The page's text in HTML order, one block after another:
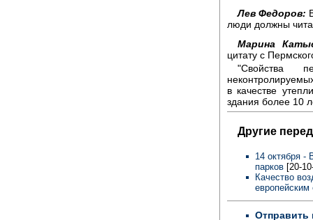
Лев Федоров:
люди должны
Марина
цитату с
"Свойства
в качестве
здания более 10
Другие
14 октября -
парков [20-
Качество
европейским
Отправить